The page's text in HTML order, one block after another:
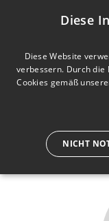
Wir lassen nur die
Diese
Diese Website
verbessern. Durch die
Cookies gemäß
NICHT